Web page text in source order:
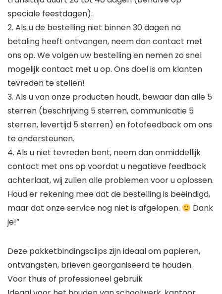
speciale feestdagen).
2. Als u de bestelling niet binnen 30 dagen na
betaling heeft ontvangen, neem dan contact met
ons op. We volgen uw bestelling en nemen zo snel
mogelijk contact met u op. Ons doel is om klanten
tevreden te stellen!
3. Als u van onze producten houdt, bewaar dan alle 5
sterren (beschrijving 5 sterren, communicatie 5
sterren, levertijd 5 sterren) en fotofeedback om ons
te ondersteunen.
4. Als u niet tevreden bent, neem dan onmiddellijk
contact met ons op voordat u negatieve feedback
achterlaat, wij zullen alle problemen voor u oplossen.
Houd er rekening mee dat de bestelling is beëindigd,
maar dat onze service nog niet is afgelopen.
Dank
je!”
Deze pakketbindingsclips zijn ideaal om papieren,
ontvangsten, brieven georganiseerd te houden.
Voor thuis of professioneel gebruik